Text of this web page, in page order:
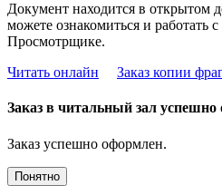
Документ находится в открытом
можете ознакомиться и работать
Просмотрщике.
Читать онлайн
Заказ копии
Заказ в читальный зал
Заказ успешно оформлен.
Понятно